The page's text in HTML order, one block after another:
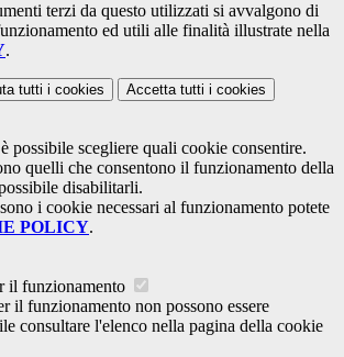
terzi da questo utilizzati si avvalgono di
ed utili alle finalità illustrate nella
.
tutti i cookies Accetta tutti i cookies
possibile scegliere quali cookie consentire.
quelli che consentono il funzionamento della
disabilitarli.
i cookie necessari al funzionamento potete
POLICY.
il funzionamento
il funzionamento non possono essere
consultare l'elenco nella pagina della cookie